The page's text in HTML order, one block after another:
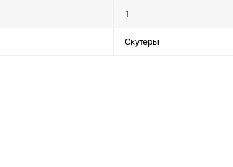
1
Скутеры